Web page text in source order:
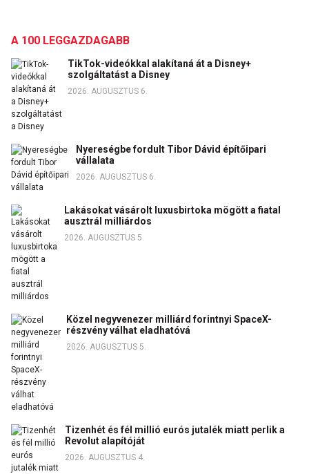
A 100 LEGGAZDAGABB
TikTok-videókkal alakítaná át a Disney+
szolgáltatást a Disney
2026. AUGUSZTUS 6.
Nyereségbe fordult Tibor Dávid építőipari
vállalata
2026. AUGUSZTUS 6.
Lakásokat vásárolt luxusbirtoka mögött a fiatal
ausztrál milliárdos
2026. AUGUSZTUS 5.
Közel negyvenezer milliárd forintnyi SpaceX-
részvény válhat eladhatóvá
2026. AUGUSZTUS 5.
Tizenhét és fél millió eurós jutalék miatt perlik a
Revolut alapítóját
2026. AUGUSZTUS 4.